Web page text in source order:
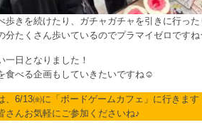
歩きを続けたり、ガチャガチャを引きに行った
分たくさん歩いているのでプラマイゼロです
一日となりました！
食べる企画もしていきたいですね☺
、6/13㈮に「ボードゲームカフェ」に行きます
さんお気軽にご参加くださいね♪